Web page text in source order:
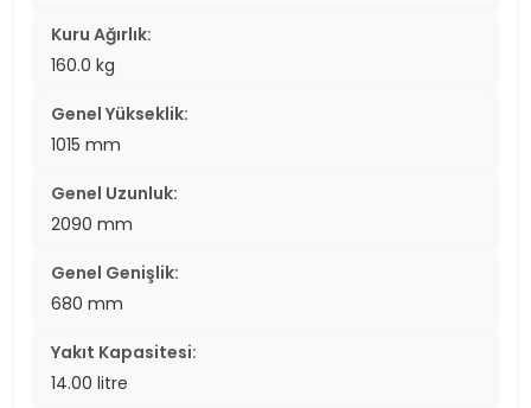
Kuru Ağırlık:
160.0 kg
Genel Yükseklik:
1015 mm
Genel Uzunluk:
2090 mm
Genel Genişlik:
680 mm
Yakıt Kapasitesi:
14.00 litre